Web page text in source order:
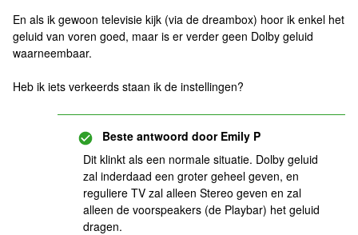
En als ik gewoon televisie kijk (via de dreambox) hoor ik enkel het
geluid van voren goed, maar is er verder geen Dolby geluid
waarneembaar.
Heb ik iets verkeerds staan ik de instellingen?
Beste antwoord doorEmily P
Dit klinkt als een normale situatie. Dolby geluid
zal inderdaad een groter geheel geven, en
reguliere TV zal alleen Stereo geven en zal
alleen de voorspeakers (de Playbar) het geluid
dragen.